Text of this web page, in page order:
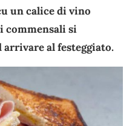
un calice di vino
commensali si
arrivare al festeggiato.